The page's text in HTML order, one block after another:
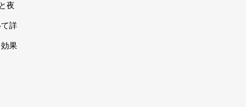
夜
詳
果